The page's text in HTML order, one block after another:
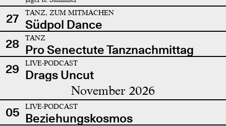
27 TANZ, ZUM MITMACHEN
Südpol Dance
28
TANZ
Pro Senectute Tanznachmittag
29
LIVE-PODCAST
Drags Uncut
November 2026
05 LIVE-PODCAST
Beziehungskosmos